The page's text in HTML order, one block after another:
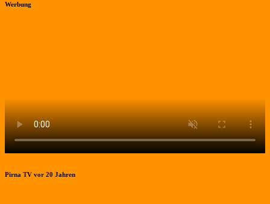
Werbung
Pirna TV vor 20 Jahren